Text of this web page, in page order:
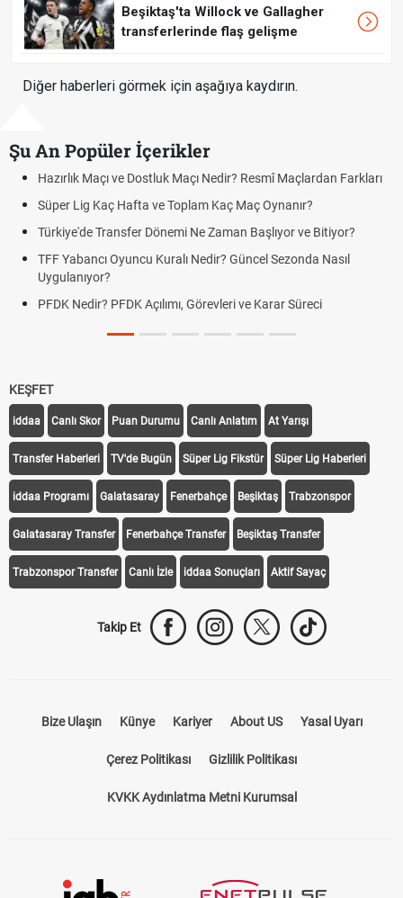
Beşiktaş'ta Willock ve Gallagher
transferlerinde flaş gelişme
Diğer haberleri görmek için aşağıya kaydırın.
Şu An Popüler İçerikler
ve Dostluk Maçı Nedir? Resmî Maçlardan Farkları
Kaç Hafta ve Toplam Kaç Maç Oynanır?
Transfer Dönemi Ne Zaman Başlıyor ve Bitiyor?
Oyuncu Kuralı Nedir? Güncel Sezonda Nasıl
PFDK Açılımı, Görevleri ve Karar Süreci
Puan
Futbol
Deplasman
KEŞFET
iddaa Canlı Skor Puan Durumu Canlı Anlatım At Yarışı
Transfer Haberleri TV'de Bugün Süper Lig Fikstür Süper Lig Haberleri
iddaa Programı Galatasaray Fenerbahçe Beşiktaş Trabzonspor
Galatasaray Transfer Fenerbahçe Transfer Beşiktaş Transfer
Trabzonspor Transfer Canlı İzle iddaa Sonuçları Aktif Sayaç